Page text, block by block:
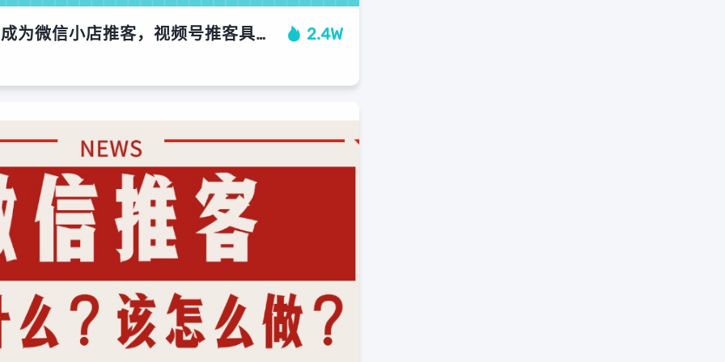
零花汇教你如何成为微信小店推客，视频号推客具体到底怎么做？ 2.4W